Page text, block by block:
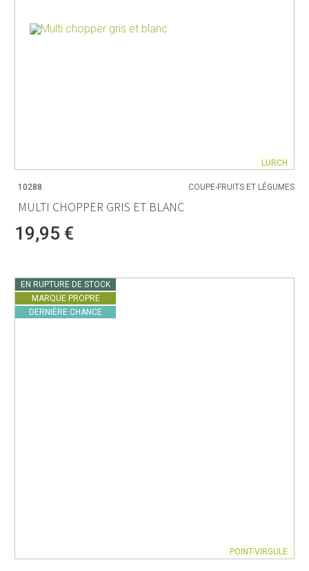
LURCH
10288 COUPE-FRUITS ET LÉGUMES
MULTI CHOPPER GRIS ET BLANC
19,95 €
EN RUPTURE DE STOCK
MARQUE PROPRE
DERNIÈRE CHANCE
POINT-VIRGULE